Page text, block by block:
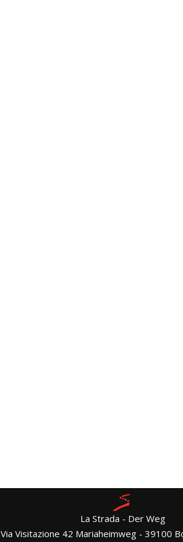
La Strada - Der Weg
Via Visitazione 42 Mariaheimweg - 39100